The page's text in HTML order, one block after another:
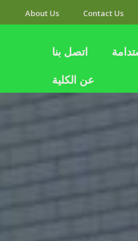
About Us Contact Us
اتصل بنا
عن الكلية